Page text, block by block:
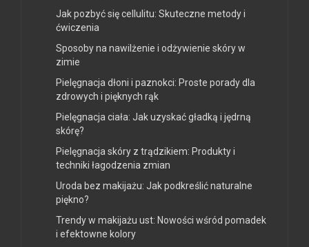
Jak pozbyć się cellulitu: Skuteczne metody i
ćwiczenia
Sposoby na nawilżenie i odżywienie skóry w
zimie
Pielęgnacja dłoni i paznokci: Proste porady dla
zdrowych i pięknych rąk
Pielęgnacja ciała: Jak uzyskać gładką i jędrną
skórę?
Pielęgnacja skóry z trądzikiem: Produkty i
techniki łagodzenia zmian
Uroda bez makijażu: Jak podkreślić naturalne
piękno?
Trendy w makijażu ust: Nowości wśród pomadek
i efektowne kolory